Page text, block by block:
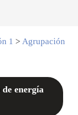
1 > Agrupación
energía